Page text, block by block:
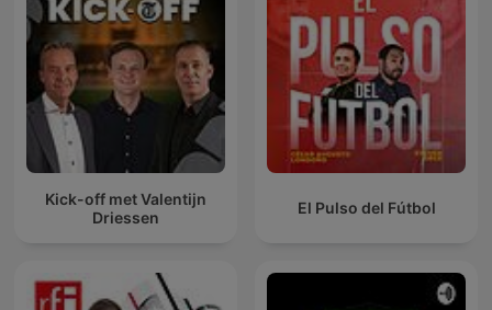
Kick-off met Valentijn
Driessen
El Pulso del Fútbol